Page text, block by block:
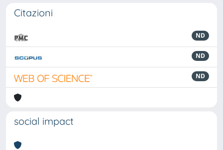
Citazioni
ND
ND
ND
social impact